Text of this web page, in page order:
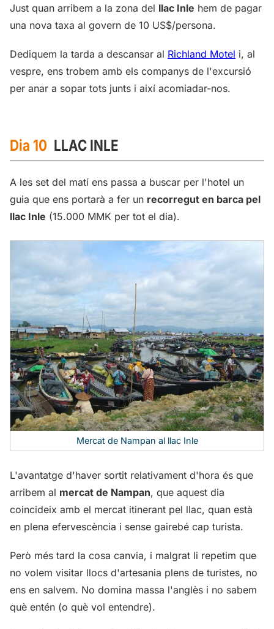
Just quan arribem a la zona del llac Inle hem de pagar
una nova taxa al govern de 10 US$/persona.
Dediquem la tarda a descansar al Richland Motel i, al
vespre, ens trobem amb els companys de l'excursió
per anar a sopar tots junts i així acomiadar-nos.
Dia 10 LLAC INLE
A les set del matí ens passa a buscar per l'hotel un
guia que ens portarà a fer un recorregut en barca pel
llac Inle (15.000 MMK per tot el dia).
Mercat de Nampan al llac Inle
L'avantatge d'haver sortit relativament d'hora és que
arribem al mercat de Nampan, que aquest dia
coincideix amb el mercat itinerant pel llac, quan està
en plena efervescència i sense gairebé cap turista.
Però més tard la cosa canvia, i malgrat li repetim que
no volem visitar llocs d'artesania plens de turistes, no
ens en salvem. No domina massa l'anglès i no sabem
què entén (o què vol entendre).